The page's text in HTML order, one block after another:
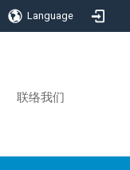
Language
联络我们